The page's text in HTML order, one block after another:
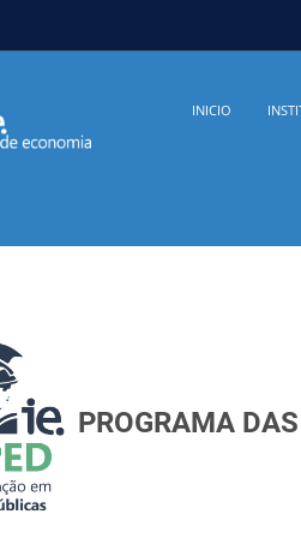
Ministério da Justiça e Segurança
INICIO
PROGRAMA